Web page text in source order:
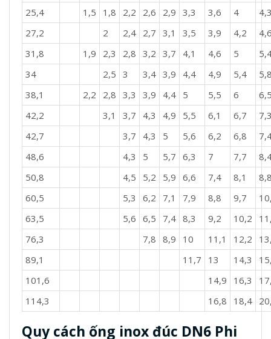
25,4
1,5 1,8 2,2 2,6 2,9 3,3 3,6 4
27,2
2 2,4 2,7 3,1 3,5 3,9 4,2
31,8
1,9 2,3 2,8 3,2 3,7 4,1 4,6 5
34
2,5 3 3,4 3,9 4,4 4,9 5,4
38,1
2,2 2,8 3,3 3,9 4,4 5 5,5 6
42,2
3,1 3,7 4,3 4,9 5,5 6,1 6,7
42,7
3,7 4,3 5 5,6 6,2 6,8
48,6
4,3 5 5,7 6,3 7 7,7
50,8
4,5 5,2 5,9 6,6 7,4 8,1
60,5
5,3 6,2 7,1 7,9 8,8 9,7
63,5
5,6 6,5 7,4 8,3 9,2 10,2
76,3
7,8 8,9 10 11,1 12,2
89,1
11,7 13 14,3
101,6
14,9 16,3
114,3
16,8 18,4
Quy cách ống inox đúc DN6 Phi